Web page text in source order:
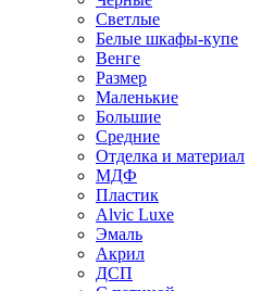
Светлые
Белые шкафы-купе
Венге
Размер
Маленькие
Большие
Средние
Отделка и материал
МДФ
Пластик
Alvic Luxe
Эмаль
Акрил
ДСП